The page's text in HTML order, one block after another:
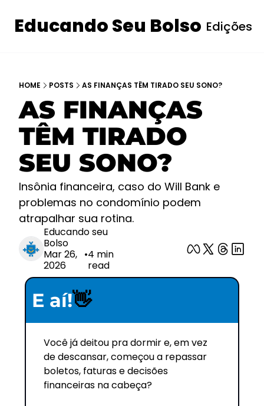
Educando Seu Bolso Edições
HOME POSTS AS FINANÇAS TÊM TIRADO SEU SONO?
AS FINANÇAS
TÊM TIRADO
SEU SONO?
Insônia financeira, caso do Will Bank e
problemas no condomínio podem
atrapalhar sua rotina.
Educando seu
Bolso
Mar 26,
2026
•4 min
read
E aí!👋
Você já deitou pra dormir e, em vez
de descansar, começou a repassar
boletos, faturas e decisões
financeiras na cabeça?